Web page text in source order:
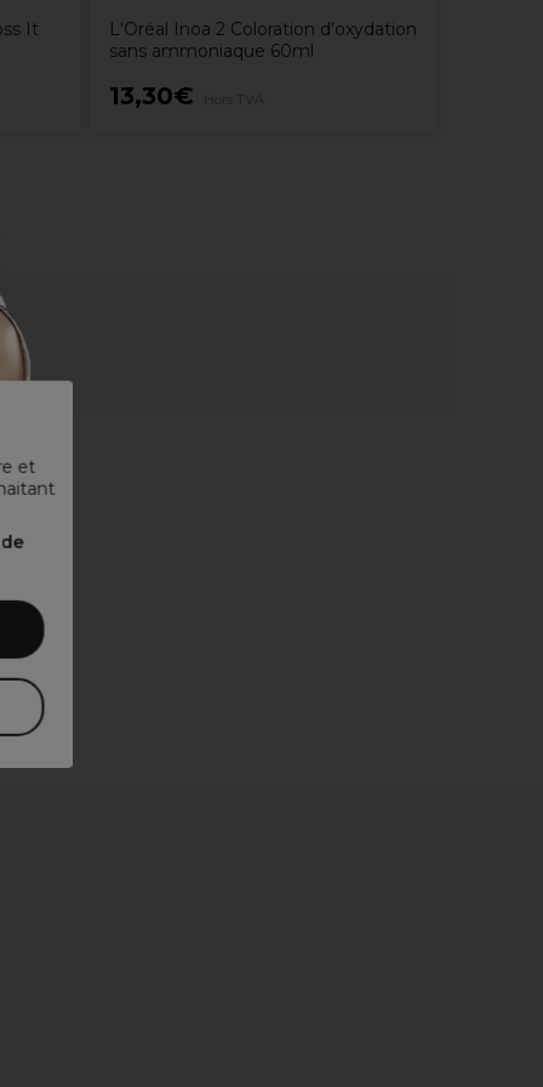
et
It
L'Oréal Inoa 2 Coloration d'oxydation
sans ammoniaque 60ml
13,30€